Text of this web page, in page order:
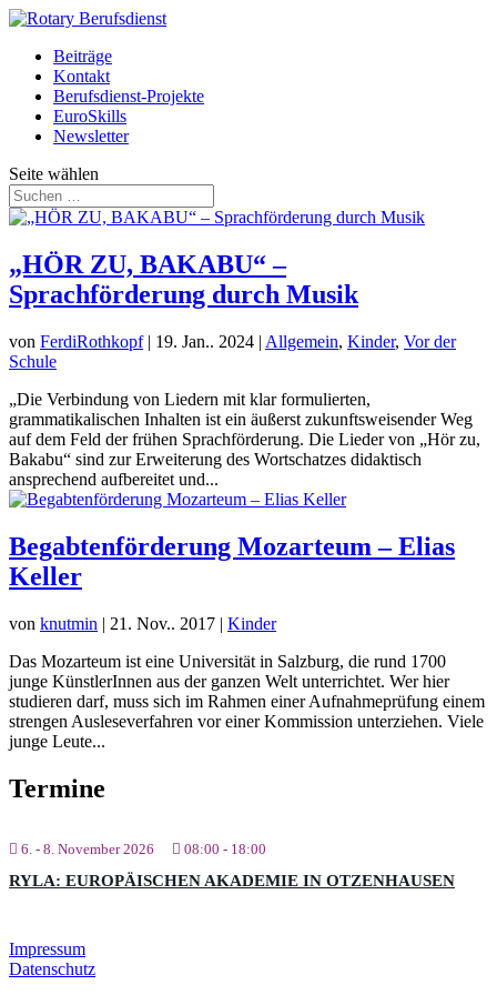
Beiträge
Kontakt
Berufsdienst-Projekte
EuroSkills
Newsletter
Seite wählen
„HÖR ZU, BAKABU“ –
Sprachförderung durch Musik
von FerdiRothkopf| 19. Jan.. 2024 | Allgemein, Kinder, Vor der
Schule
„Die Verbindung von Liedern mit klar formulierten,
grammatikalischen Inhalten ist ein äußerst zukunftsweisender Weg
auf dem Feld der frühen Sprachförderung. Die Lieder von „Hör zu,
Bakabu“ sind zur Erweiterung des Wortschatzes didaktisch
ansprechend aufbereitet und...
Begabtenförderung Mozarteum – Elias
Keller
von knutmin | 21. Nov.. 2017 | Kinder
Das Mozarteum ist eine Universität in Salzburg, die rund 1700
junge KünstlerInnen aus der ganzen Welt unterrichtet. Wer hier
studieren darf, muss sich im Rahmen einer Aufnahmeprüfung einem
strengen Ausleseverfahren vor einer Kommission unterziehen. Viele
junge Leute...
Termine
6. - 8. November 2026 08:00 - 18:00
RYLA: EUROPÄISCHEN AKADEMIE IN OTZENHAUSEN
Impressum
Datenschutz